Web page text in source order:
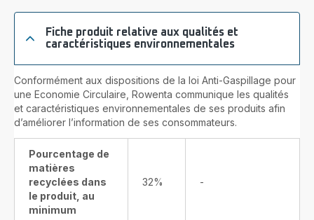
Fiche produit relative aux qualités et
caractéristiques environnementales
Conformément aux dispositions de la loi Anti-Gaspillage pour
une Economie Circulaire, Rowenta communique les qualités
et caractéristiques environnementales de ses produits afin
d’améliorer l’information de ses consommateurs.
Pourcentage de
matières
recyclées dans
le produit, au
minimum
32% -